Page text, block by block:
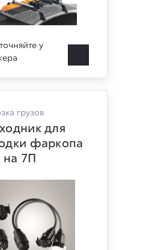
у
грузов
для
фаркопа
на 7П